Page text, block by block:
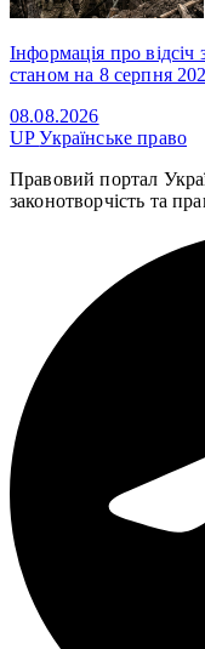
Інформація про відсіч
станом на 8 серпня
08.08.2026
UPУкраїнське право
Правовий портал
законотворчість та